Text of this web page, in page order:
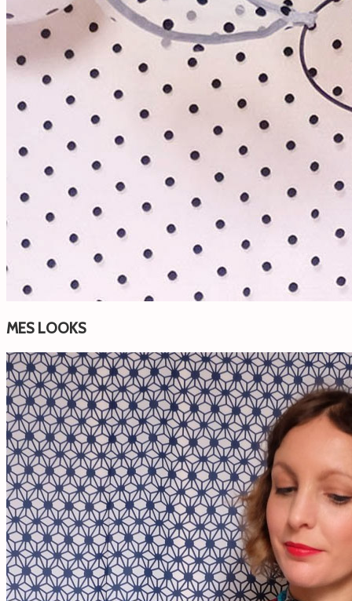
MES LOOKS